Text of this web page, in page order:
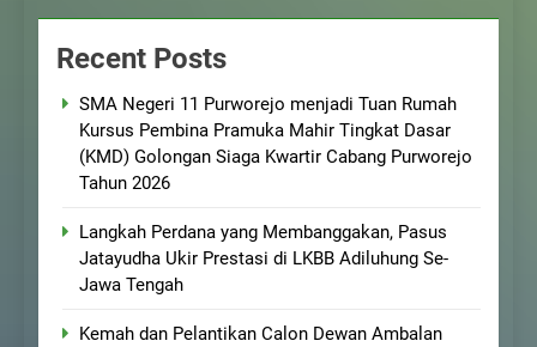
Recent Posts
SMA Negeri 11 Purworejo menjadi Tuan Rumah
Kursus Pembina Pramuka Mahir Tingkat Dasar
(KMD) Golongan Siaga Kwartir Cabang Purworejo
Tahun 2026
Langkah Perdana yang Membanggakan, Pasus
Jatayudha Ukir Prestasi di LKBB Adiluhung Se-
Jawa Tengah
Kemah dan Pelantikan Calon Dewan Ambalan